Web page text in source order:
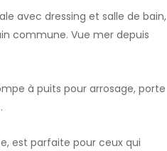
avec dressing et salle de bain,
commune. Vue mer depuis
à puits pour arrosage, porte
est parfaite pour ceux qui